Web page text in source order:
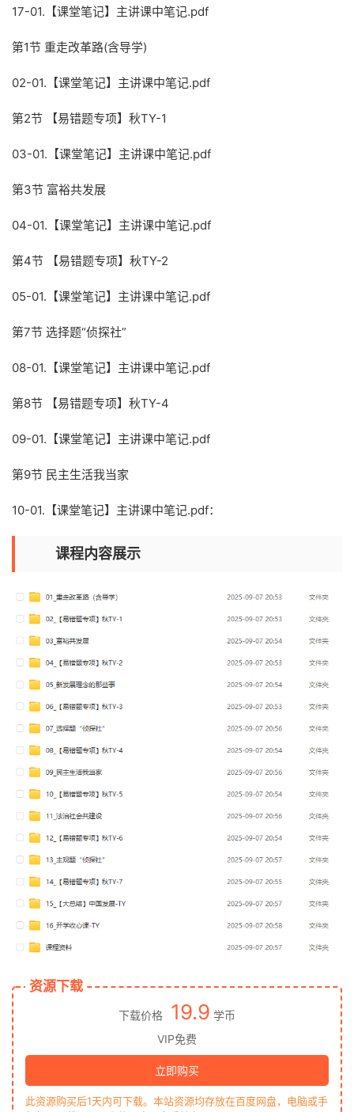
17-01.【课堂笔记】主讲课中笔记.pdf
第1节 重走改革路(含导学)
02-01.【课堂笔记】主讲课中笔记.pdf
第2节 【易错题专项】秋TY-1
03-01.【课堂笔记】主讲课中笔记.pdf
第3节 富裕共发展
04-01.【课堂笔记】主讲课中笔记.pdf
第4节 【易错题专项】秋TY-2
05-01.【课堂笔记】主讲课中笔记.pdf
第7节 选择题“侦探社”
08-01.【课堂笔记】主讲课中笔记.pdf
第8节 【易错题专项】秋TY-4
09-01.【课堂笔记】主讲课中笔记.pdf
第9节 民主生活我当家
10-01.【课堂笔记】主讲课中笔记.pdf：
课程内容展示
资源下载
下载价格 19.9 学币
VIP免费
立即购买
此资源购买后1天内可下载。本站资源均存放在百度网盘，电脑或手